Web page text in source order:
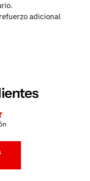
adicional